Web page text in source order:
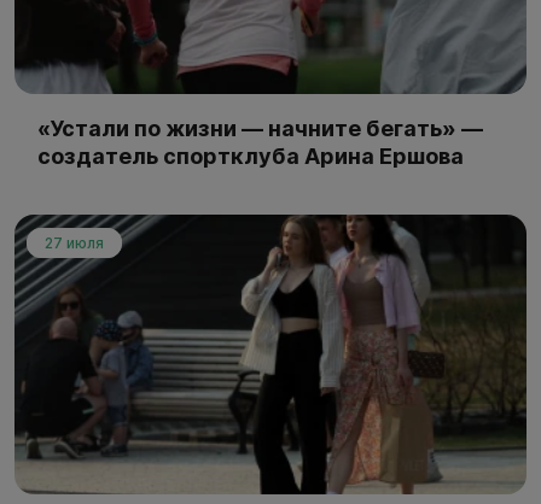
«Устали по жизни — начните бегать» —
создатель спортклуба Арина Ершова
27 июля